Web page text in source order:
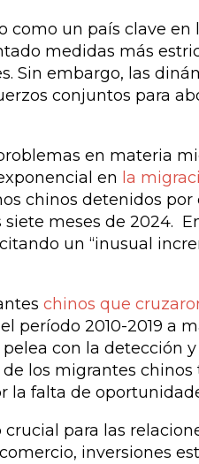
como un país clave
medidas más
Sin embargo, las
conjuntos para
en materia
en la
chinos detenidos
siete meses de 2024.
un “inusual
chinos que
período 2010-2019 a
pelea con la detección
los migrantes
falta de
para las
inversiones